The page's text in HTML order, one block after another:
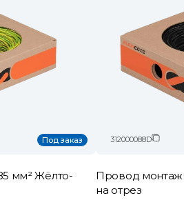
Под заказ
мм² Жёлто-
312000088D
Провод
на отрез